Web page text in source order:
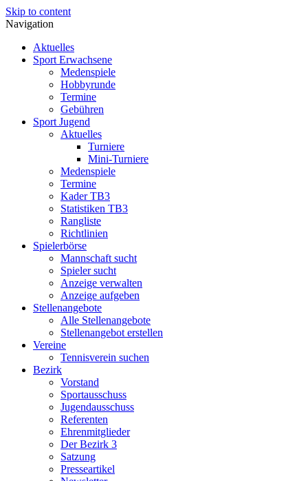
Skip to content
Navigation
Aktuelles
Sport Erwachsene
Medenspiele
Hobbyrunde
Termine
Gebühren
Sport Jugend
Aktuelles
Turniere
Mini-Turniere
Medenspiele
Termine
Kader TB3
Statistiken TB3
Rangliste
Richtlinien
Spielerbörse
Mannschaft sucht
Spieler sucht
Anzeige verwalten
Anzeige aufgeben
Stellenangebote
Alle Stellenangebote
Stellenangebot erstellen
Vereine
Tennisverein suchen
Bezirk
Vorstand
Sportausschuss
Jugendausschuss
Referenten
Ehrenmitglieder
Der Bezirk 3
Satzung
Presseartikel